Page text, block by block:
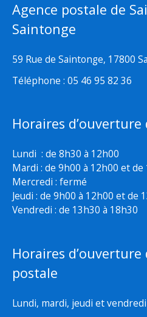
Agence postale de
Saintonge
59 Rue de Saintonge, 17800
Téléphone : 05 46 95 82 36
Horaires
Lundi : de 8h30 à 12h00
Mardi : de 9h00 à 12h00 et de
Mercredi : fermé
Jeudi : de 9h00 à 12h00 et de
Vendredi : de 13h30 à 18h30
Horaires d’ouverture
postale
Lundi, mardi, jeudi et